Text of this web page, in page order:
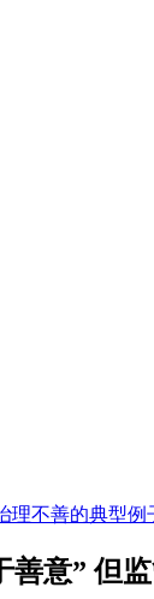
理不善的典型例
意” 但